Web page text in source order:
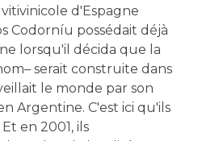
d'Espagne
Codorníu possédait déjà
lorsqu'il décida que la
serait construite dans
le monde par son
Argentine. C'est ici qu'ils
en 2001, ils